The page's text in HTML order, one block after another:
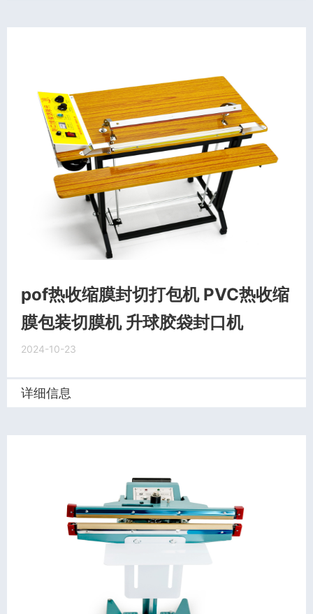
pof热收缩膜封切打包机 PVC热收缩
膜包装切膜机 升球胶袋封口机
2024-10-23
详细信息